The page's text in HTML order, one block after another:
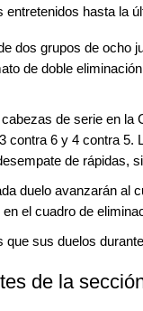
entretenidos hasta la
dos grupos de ocho
de doble
de serie en la
contra 6 y 4 contra 5.
de rápidas,
duelo avanzarán al
el cuadro de
que sus duelos
de la